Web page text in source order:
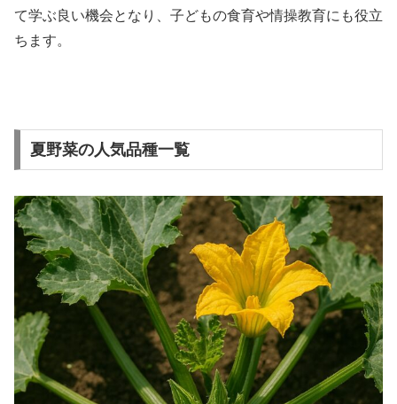
て学ぶ良い機会となり、子どもの食育や情操教育にも役立
ちます。
夏野菜の人気品種一覧